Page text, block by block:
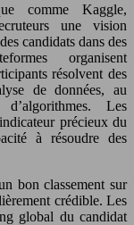
comme Kaggle,
une vision
candidats dans des
organisent
résolvent des
de données, au
Les
précieux du
à résoudre des
bon classement sur
crédible. Les
global du candidat